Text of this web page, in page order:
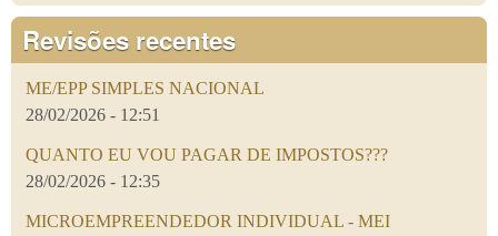
Revisões recentes
ME/EPP SIMPLES NACIONAL
28/02/2026 - 12:51
QUANTO EU VOU PAGAR DE IMPOSTOS???
28/02/2026 - 12:35
MICROEMPREENDEDOR INDIVIDUAL - MEI